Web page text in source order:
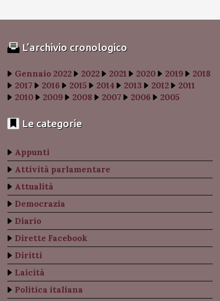
L’archivio cronologico
Gennaio 2022 2022 2021 2020 2019
2018
2017
2016 2015 2014 2013 2012
2011
2010
2009 2008 2007 2006 2005
Le categorie
Appunti
Attività parlamentare
Attualità
Democrazia
Diario
Dirette Facebook
Diritti
Laicità
Politica italiana